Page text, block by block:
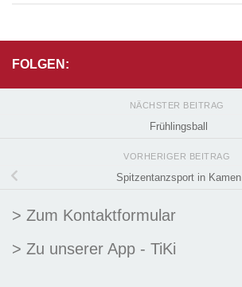
FOLGEN:
NÄCHSTER BEITRAG
Frühlingsball
VORHERIGER BEITRAG
Spitzentanzsport in Kamen
> Zum Kontaktformular
> Zu unserer App - TiKi